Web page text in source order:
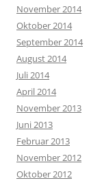
November 2014
Oktober 2014
September 2014
August 2014
Juli 2014
April 2014
November 2013
Juni 2013
Februar 2013
November 2012
Oktober 2012